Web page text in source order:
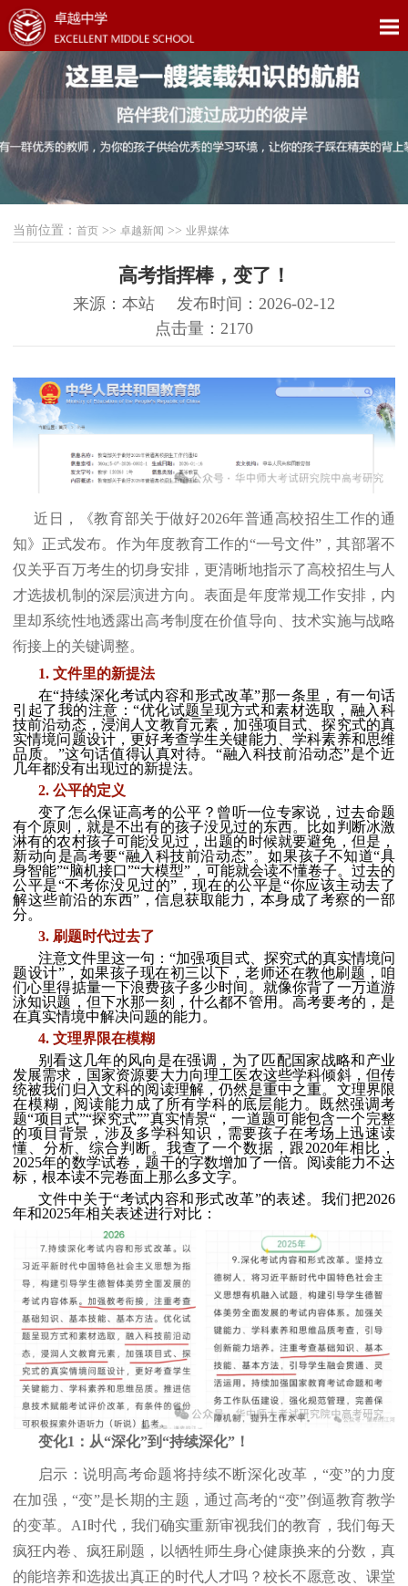
当前位置： 首页 >> 卓越新闻 >> 业界媒体
高考指挥棒，变了！
来源：本站
发布时间：2026-02-12
点击量：2170
近日，《教育部关于做好2026年普通高校招生工作的通
知》正式发布。作为年度教育工作的“一号文件”，其部署不
仅关乎百万考生的切身安排，更清晰地指示了高校招生与人
才选拔机制的深层演进方向。表面是年度常规工作安排，内
里却系统性地透露出高考制度在价值导向、技术实施与战略
衔接上的关键调整。
1. 文件里的新提法
在“持续深化考试内容和形式改革”那一条里，有一句话
引起了我的注意：“优化试题呈现方式和素材选取，融入科
技前沿动态，浸润人文教育元素，加强项目式、探究式的真
实情境问题设计，更好考查学生关键能力、学科素养和思维
品质。”这句话值得认真对待。“融入科技前沿动态”是个近
几年都没有出现过的新提法。
2. 公平的定义
变了怎么保证高考的公平？曾听一位专家说，过去命题
有个原则，就是不出有的孩子没见过的东西。比如判断冰激
淋有的农村孩子可能没见过，出题的时候就要避免，但是，
新动向是高考要“融入科技前沿动态”。如果孩子不知道“具
身智能”“脑机接口”“大模型”，可能就会读不懂卷子。过去的
公平是“不考你没见过的”，现在的公平是“你应该主动去了
解这些前沿的东西”，信息获取能力，本身成了考察的一部
分。
3. 刷题时代过去了
注意文件里这一句：“加强项目式、探究式的真实情境问
题设计”，如果孩子现在初三以下，老师还在教他刷题，咱
们心里得掂量一下浪费孩子多少时间。就像你背了一万道游
泳知识题，但下水那一刻，什么都不管用。高考要考的，是
在真实情境中解决问题的能力。
4. 文理界限在模糊
别看这几年的风向是在强调，为了匹配国家战略和产业
发展需求，国家资源要大力向理工医农这些学科倾斜，但传
统被我们归入文科的阅读理解，仍然是重中之重。文理界限
在模糊，阅读能力成了所有学科的底层能力。既然强调考
题“项目式”“探究式””真实情景“，一道题可能包含一个完整
的项目背景，涉及多学科知识，需要孩子在考场上迅速读
懂、分析、综合判断。我查了一个数据，跟2020年相比，
2025年的数学试卷，题干的字数增加了一倍。阅读能力不达
标，根本读不完卷面上那么多文字。
文件中关于“考试内容和形式改革”的表述。我们把2026
年和2025年相关表述进行对比：
变化1：从“深化”到“持续深化”！
启示：说明高考命题将持续不断深化改革，“变”的力度
在加强，“变”是长期的主题，通过高考的“变”倒逼教育教学
的变革。AI时代，我们确实重新审视我们的教育，我们每天
疯狂内卷、疯狂刷题，以牺牲师生身心健康换来的分数，真
的能培养和选拔出真正的时代人才吗？校长不愿意改、课堂